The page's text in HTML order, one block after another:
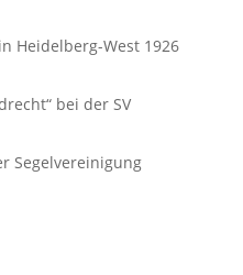
Heidelberg-West 1926
bei der SV
Segelvereinigung